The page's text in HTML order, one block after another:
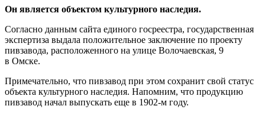
Он является объектом культурного наследия.
Согласно данным сайта единого госреестра, государственная
экспертиза выдала положительное заключение по проекту
пивзавода, расположенного на улице Волочаевская, 9
в Омске.
Примечательно, что пивзавод при этом сохранит свой статус
объекта культурного наследия. Напомним, что продукцию
пивзавод начал выпускать еще в 1902-м году.